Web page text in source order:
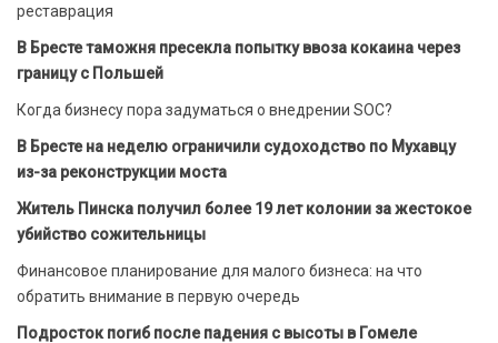
реставрация
В Бресте таможня пресекла попытку ввоза кокаина через
границу с Польшей
Когда бизнесу пора задуматься о внедрении SOC?
В Бресте на неделю ограничили судоходство по Мухавцу
из-за реконструкции моста
Житель Пинска получил более 19 лет колонии за жестокое
убийство сожительницы
Финансовое планирование для малого бизнеса: на что
обратить внимание в первую очередь
Подросток погиб после падения с высоты в Гомеле